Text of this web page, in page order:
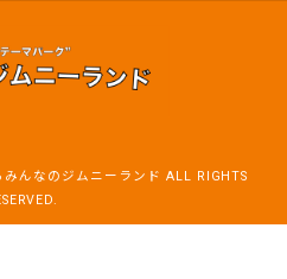
んなのジムニーランド ALL RIGHTS